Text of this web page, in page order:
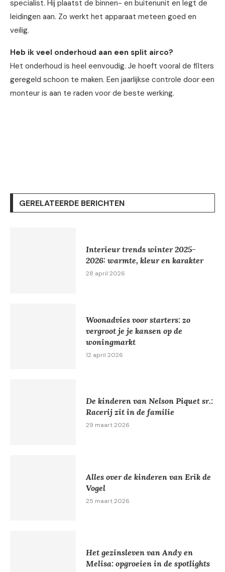
specialist. Hij plaatst de binnen- en buitenunit en legt de
leidingen aan. Zo werkt het apparaat meteen goed en
veilig.
Heb ik veel onderhoud aan een split airco?
Het onderhoud is heel eenvoudig. Je hoeft vooral de filters
geregeld schoon te maken. Een jaarlijkse controle door een
monteur is aan te raden voor de beste werking.
GERELATEERDE BERICHTEN
Interieur trends winter 2025-
2026: warmte, kleur en karakter
28 april 2026
Woonadvies voor starters: zo
vergroot je je kansen op de
woningmarkt
12 april 2026
De kinderen van Nelson Piquet sr.:
Racerij zit in de familie
29 maart 2026
Alles over de kinderen van Erik de
Vogel
25 maart 2026
Het gezinsleven van Andy en
Melisa: opgroeien in de spotlights